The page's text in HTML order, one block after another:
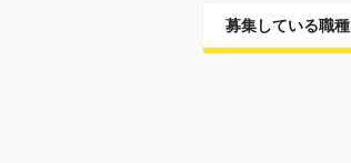
募集している職種